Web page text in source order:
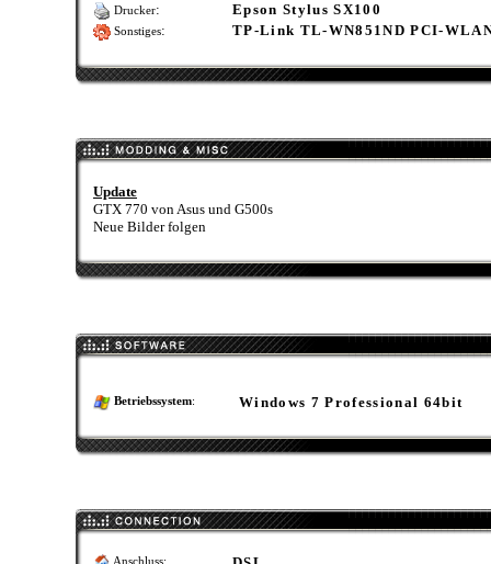
Drucker: Epson Stylus SX100
Sonstiges: TP-Link TL-WN851ND PCI-
Update
GTX 770 von Asus und G500s
Neue Bilder folgen
Betriebssystem: Windows 7 Professional 64bit